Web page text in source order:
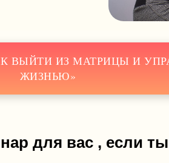
ВЫЙТИ ИЗ МАТРИЦЫ И
ЖИЗНЬЮ»
для вас , если